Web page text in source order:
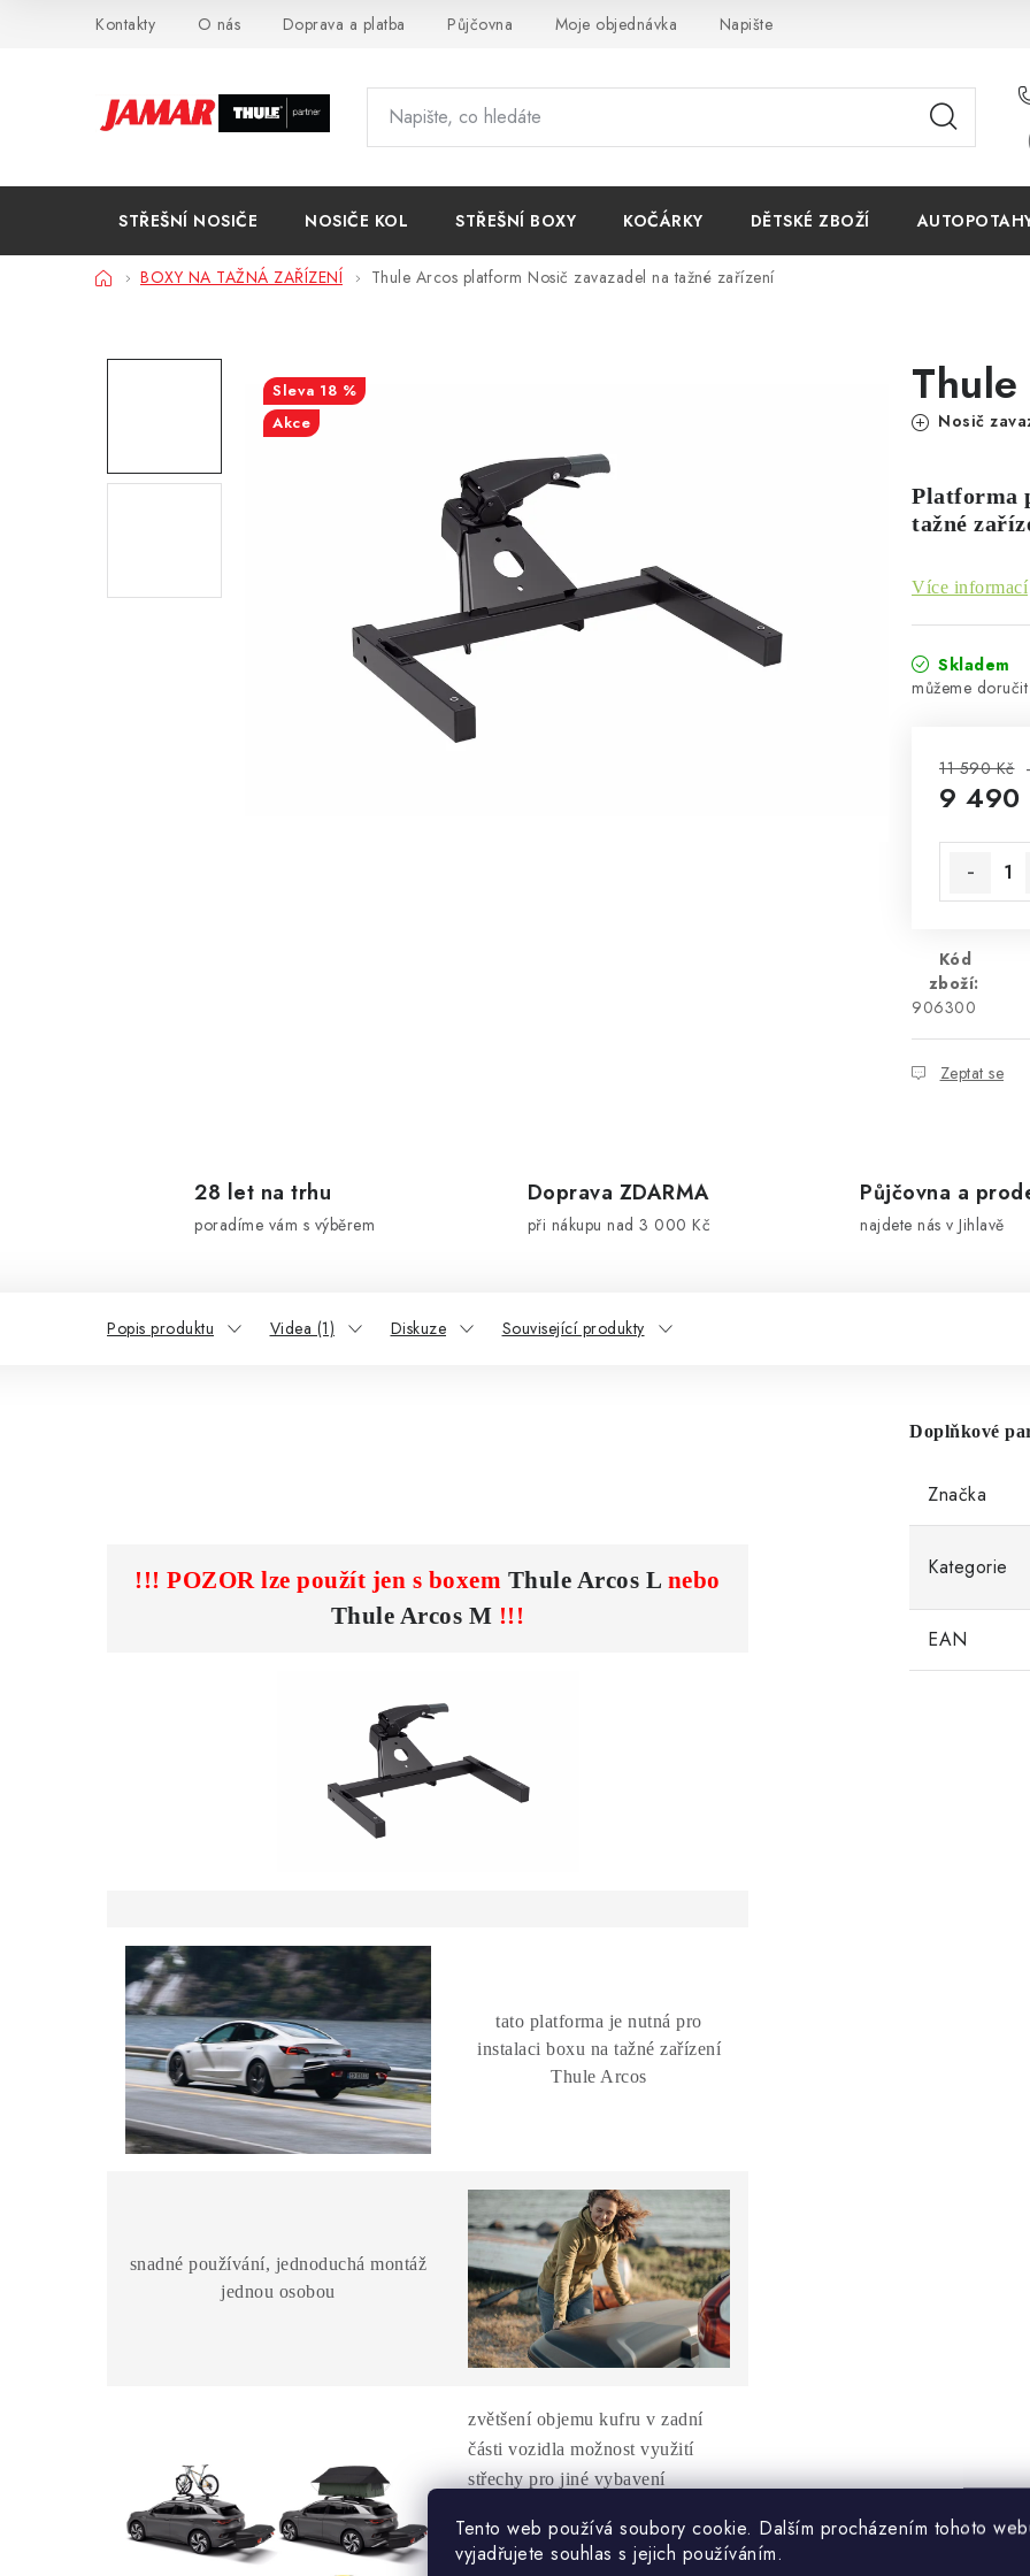
Tento web používá soubory cookie. Dalším procházením tohoto
vyjadřujete souhlas s jejich používáním.
Kontakty O nás Doprava a platba Půjčovna Moje objednávka Napište nám
STŘEŠNÍ NOSIČE NOSIČE KOL STŘEŠNÍ BOXY KOČÁRKY DĚTSKÉ ZBOŽÍ
DomůBOXY NA TAŽNÁ ZAŘÍZENÍ Thule Arcos platform Nosič zavazadel na tažné zařízení
Nosič
Platforma
tažné
Více informací
Skladem
11 590 Kč
9 490
Kód
zboží:
906300
Zeptat se
18 %
Akce
28 let na trhu
poradíme vám s výběrem
Doprava ZDARMA
při nákupu nad 3 000 Kč
Půjčovna a
najdete nás v Jihlavě
Popis produktu Videa (1) Diskuze Související produkty
!!! POZOR lze použít jen s boxem Thule Arcos L nebo
Thule Arcos M !!!
tato platforma je nutná pro
instalaci boxu na tažné zařízení
Thule Arcos
snadné používání, jednoduchá montáž
jednou osobou
zvětšení objemu kufru v zadní
části vozidla možnost využití
střechy pro jiné vybavení
- nosiče kol
Doplňkové
Značka
Kategorie
EAN